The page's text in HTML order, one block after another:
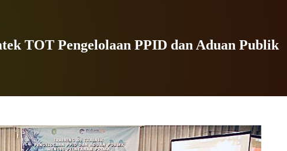
TOT Pengelolaan PPID dan Aduan Publik